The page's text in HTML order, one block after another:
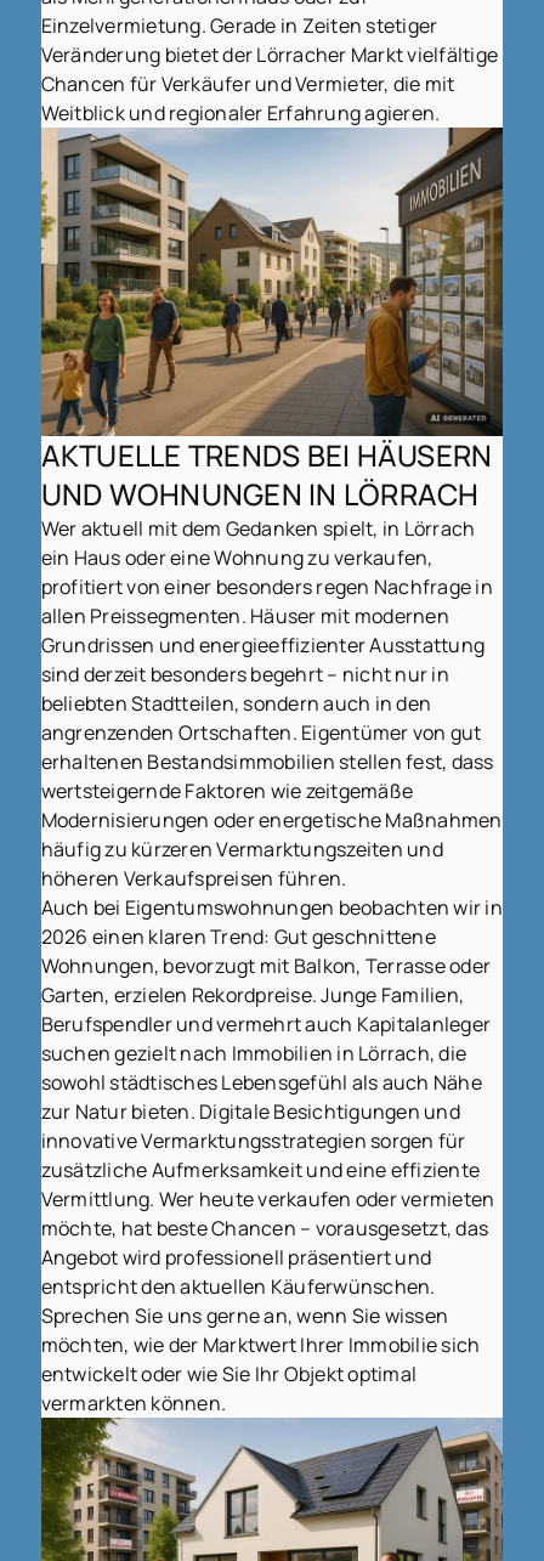
Einzelvermietung. Gerade in Zeiten stetiger
Veränderung bietet der Lörracher Markt vielfältige
Chancen für Verkäufer und Vermieter, die mit
Weitblick und regionaler Erfahrung agieren.
AKTUELLE TRENDS BEI HÄUSERN
UND WOHNUNGEN IN LÖRRACH
Wer aktuell mit dem Gedanken spielt, in Lörrach
ein Haus oder eine Wohnung zu verkaufen,
profitiert von einer besonders regen Nachfrage in
allen Preissegmenten. Häuser mit modernen
Grundrissen und energieeffizienter Ausstattung
sind derzeit besonders begehrt – nicht nur in
beliebten Stadtteilen, sondern auch in den
angrenzenden Ortschaften. Eigentümer von gut
erhaltenen Bestandsimmobilien stellen fest, dass
wertsteigernde Faktoren wie zeitgemäße
Modernisierungen oder energetische Maßnahmen
häufig zu kürzeren Vermarktungszeiten und
höheren Verkaufspreisen führen.
Auch bei Eigentumswohnungen beobachten wir in
2026 einen klaren Trend: Gut geschnittene
Wohnungen, bevorzugt mit Balkon, Terrasse oder
Garten, erzielen Rekordpreise. Junge Familien,
Berufspendler und vermehrt auch Kapitalanleger
suchen gezielt nach Immobilien in Lörrach, die
sowohl städtisches Lebensgefühl als auch Nähe
zur Natur bieten. Digitale Besichtigungen und
innovative Vermarktungsstrategien sorgen für
zusätzliche Aufmerksamkeit und eine effiziente
Vermittlung. Wer heute verkaufen oder vermieten
möchte, hat beste Chancen – vorausgesetzt, das
Angebot wird professionell präsentiert und
entspricht den aktuellen Käuferwünschen.
Sprechen Sie uns gerne an, wenn Sie wissen
möchten, wie der Marktwert Ihrer Immobilie sich
entwickelt oder wie Sie Ihr Objekt optimal
vermarkten können.